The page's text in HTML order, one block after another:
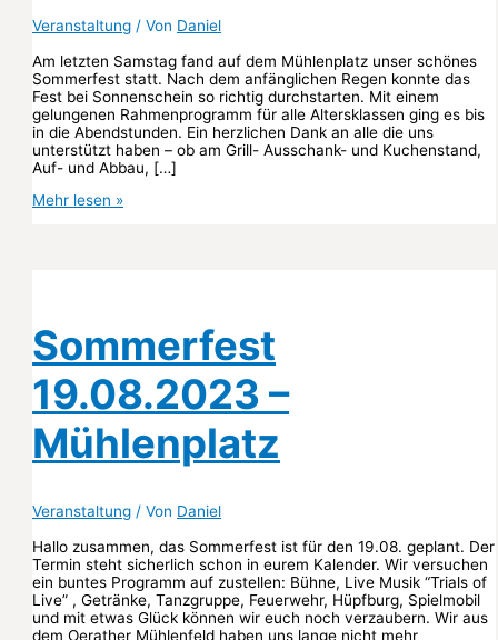
Veranstaltung / Von Daniel
Am letzten Samstag fand auf dem Mühlenplatz unser schönes
Sommerfest statt. Nach dem anfänglichen Regen konnte das
Fest bei Sonnenschein so richtig durchstarten. Mit einem
gelungenen Rahmenprogramm für alle Altersklassen ging es bis
in die Abendstunden. Ein herzlichen Dank an alle die uns
unterstützt haben – ob am Grill- Ausschank- und Kuchenstand,
Auf- und Abbau, […]
Sommerfest
Mehr lesen »
Sommerfest
19.08.2023 –
Mühlenplatz
Veranstaltung / Von Daniel
Hallo zusammen, das Sommerfest ist für den 19.08. geplant. Der
Termin steht sicherlich schon in eurem Kalender. Wir versuchen
ein buntes Programm auf zustellen: Bühne, Live Musik “Trials of
Live” , Getränke, Tanzgruppe, Feuerwehr, Hüpfburg, Spielmobil
und mit etwas Glück können wir euch noch verzaubern. Wir aus
dem Oerather Mühlenfeld haben uns lange nicht mehr